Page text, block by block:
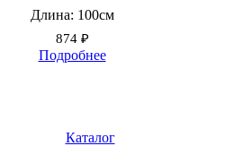
Длина: 100см
874 ₽
Подробнее
Каталог